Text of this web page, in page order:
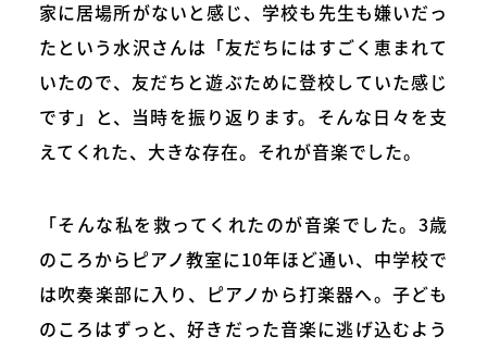
家に居場所がないと感じ、学校も先生も嫌いだっ
たという水沢さんは「友だちにはすごく恵まれて
いたので、友だちと遊ぶために登校していた感じ
です」と、当時を振り返ります。そんな日々を支
えてくれた、大きな存在。それが音楽でした。
「そんな私を救ってくれたのが音楽でした。3歳
のころからピアノ教室に10年ほど通い、中学校で
は吹奏楽部に入り、ピアノから打楽器へ。子ども
のころはずっと、好きだった音楽に逃げ込むよう